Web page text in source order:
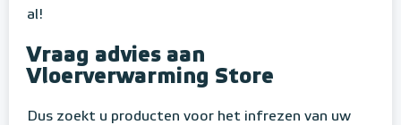
al!
Vraag advies aan
Vloerverwarming Store
Dus zoekt u producten voor het infrezen van uw